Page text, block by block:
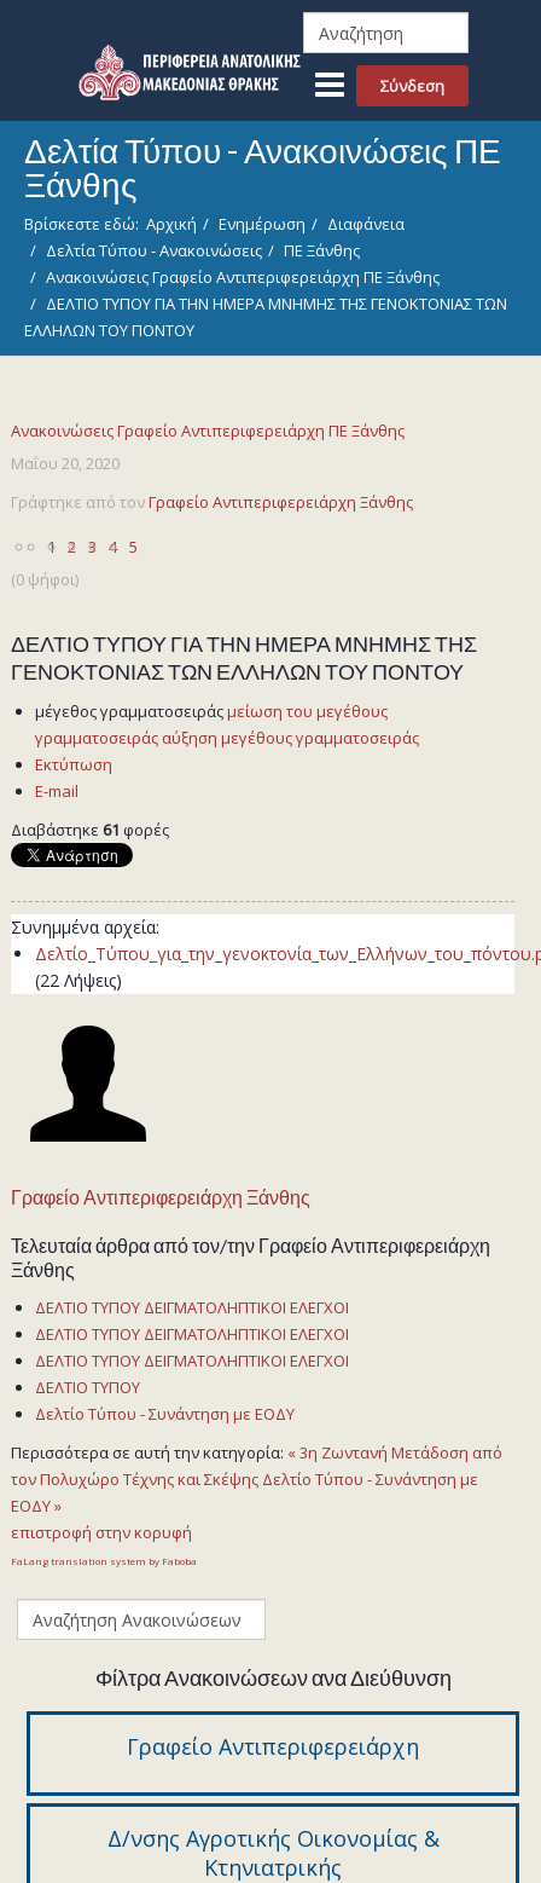
Σύνδεση
Δελτία Τύπου - Ανακοινώσεις ΠΕ
Ξάνθης
Βρίσκεστε εδώ: Αρχική Ενημέρωση
Διαφάνεια
Δελτία Τύπου - Ανακοινώσεις
ΠΕ Ξάνθης
Ανακοινώσεις Γραφείο Αντιπεριφερειάρχη ΠΕ Ξάνθης
ΔΕΛΤΙΟ ΤΥΠΟΥ ΓΙΑ ΤΗΝ ΗΜΕΡΑ ΜΝΗΜΗΣ ΤΗΣ ΓΕΝΟΚΤΟΝΙΑΣ ΤΩΝ
ΕΛΛΗΛΩΝ ΤΟΥ ΠΟΝΤΟΥ
Ανακοινώσεις Γραφείο Αντιπεριφερειάρχη ΠΕ Ξάνθης
Μαΐου 20, 2020
Γράφτηκε από τονΓραφείο Αντιπεριφερειάρχη Ξάνθης
1 2 3 4 5
(0 ψήφοι)
ΔΕΛΤΙΟ ΤΥΠΟΥ ΓΙΑ ΤΗΝ ΗΜΕΡΑ ΜΝΗΜΗΣ ΤΗΣ
ΓΕΝΟΚΤΟΝΙΑΣ ΤΩΝ ΕΛΛΗΛΩΝ ΤΟΥ ΠΟΝΤΟΥ
μέγεθος γραμματοσειράςμείωση του μεγέθους
γραμματοσειράς αύξηση μεγέθους γραμματοσειράς
Εκτύπωση
E-mail
Διαβάστηκε 61 φορές
Συνημμένα αρχεία:
(22 Λήψεις)
Γραφείο Αντιπεριφερειάρχη Ξάνθης
Τελευταία άρθρα από τον/την Γραφείο Αντιπεριφερειάρχη
Ξάνθης
ΔΕΛΤΙΟ ΤΥΠΟΥ ΔΕΙΓΜΑΤΟΛΗΠΤΙΚΟΙ ΕΛΕΓΧΟΙ
ΔΕΛΤΙΟ ΤΥΠΟΥ ΔΕΙΓΜΑΤΟΛΗΠΤΙΚΟΙ ΕΛΕΓΧΟΙ
ΔΕΛΤΙΟ ΤΥΠΟΥ ΔΕΙΓΜΑΤΟΛΗΠΤΙΚΟΙ ΕΛΕΓΧΟΙ
ΔΕΛΤΙΟ ΤΥΠΟΥ
Δελτίο Τύπου - Συνάντηση με ΕΟΔΥ
Περισσότερα σε αυτή την κατηγορία: « 3η Ζωντανή Μετάδοση από
τον Πολυχώρο Τέχνης και Σκέψης Δελτίο Τύπου - Συνάντηση με
ΕΟΔΥ »
επιστροφή στην κορυφή
FaLang translation system by Faboba
Φίλτρα Ανακοινώσεων ανα Διεύθυνση
Γραφείο Αντιπεριφερειάρχη
Δ/νσης Αγροτικής Οικονομίας &
Κτηνιατρικής